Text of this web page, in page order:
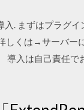
. まずはプラグ
くは→サーバー
入は自己責任で